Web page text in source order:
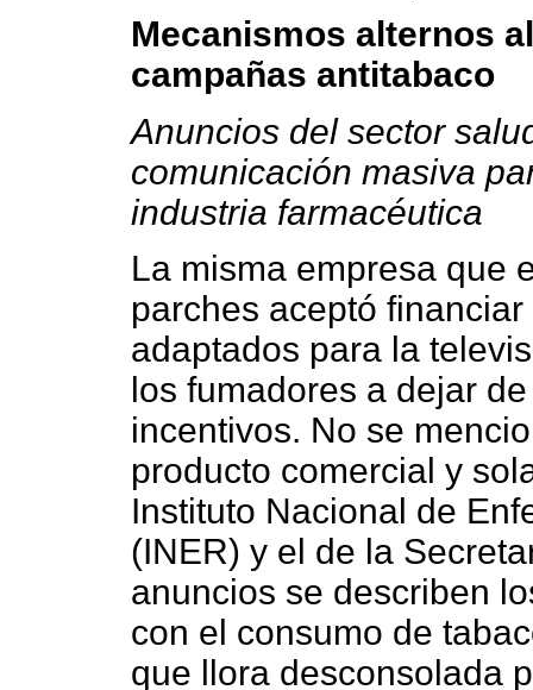
Mecanismos alternos
campañas antitabaco
Anuncios del sector
comunicación masiva
industria farmacéutica
La misma empresa que
parches aceptó
adaptados para la
los fumadores a dejar
incentivos. No se
producto comercial y
Instituto Nacional de
(INER) y el de la
anuncios se describen
con el consumo de
que llora desconsolada